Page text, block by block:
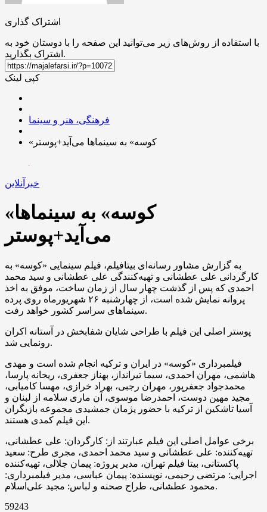
اشتراک گذاری
با استفاده از روش‌های زیر می‌توانید این صفحه را با دوستان خود به
اشتراک بگذارید.
کپی لینک
فرهنگی، هنر و سینما
«کوسه» به سینماها می‌آید+پوستر
خبرآنلاین
«کوسه» به سینماها
می‌آید+پوستر
به گزارش مشاور رسانه‌ای بیتافیلم، فیلم سینمایی «کوسه» به
کارگردانی علی عطشانی و تهیه‌کنندگی علی عطشانی و سید محمد
احمدی که پس از گذشت چهار سال از زمان ساخت، موفق به اخذ
پروانه نمایش شده است، از چهارشنبه ۲۶ شهریورماه روی پرده
سینماهای سراسر کشور خواهد رفت.
پوستر اصلی این فیلم با طراحی شایان شفابخش در آستانه اکران
رونمایی شد.
فیلمبرداری «کوسه» در ایران و ترکیه انجام شده است و مهدی
هاشمی، مهران احمدی، سیما تیرانداز، بهناز جعفری، ریحانه پارسا،
محمدجواد جعفرپور، مهران رجبی، بهراد خرازی، مهسا کامیابی،
مجید مهین دوست، احمدرضا موسوی، آن ماری سلامه از لبنان و
آسیا تاشکین از ترکیه با حضور پژمان جمشیدی مجموعه بازیگران
این فیلم کمدی هستند.
برخی عوامل اصلی این فیلم عبارتند از: کارگردان: علی عطشانی،
تهیه‌کننده: علی عطشانی و سید محمد احمدی، مجری طرح: سعید
پاکستانی، بیتا فیلم تهران، مدیر پروژه: پیمان جلالی، تهیه‌کننده
اجرایی: مرتضی رحیمی، نویسنده: پیمان عباسی، مدیر فیلمبرداری:
محمود عطشانی، طراح صحنه و لباس: مجید علی‌اسلام.
59243